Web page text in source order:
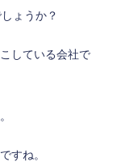
ょうか？
している会社で
すね。